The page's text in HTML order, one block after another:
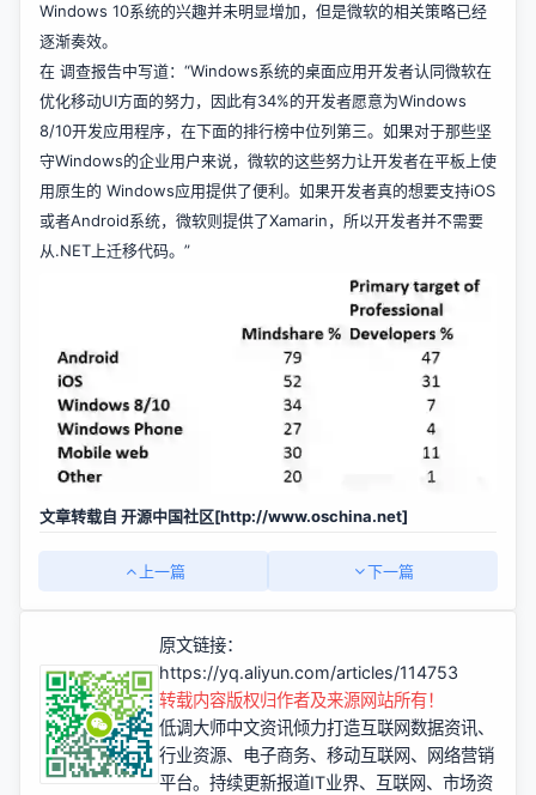
Windows 10系统的兴趣并未明显增加，但是微软的相关策略已经
逐渐奏效。
在 调查报告中写道：“Windows系统的桌面应用开发者认同微软在
优化移动UI方面的努力，因此有34%的开发者愿意为Windows
8/10开发应用程序，在下面的排行榜中位列第三。如果对于那些坚
守Windows的企业用户来说，微软的这些努力让开发者在平板上使
用原生的 Windows应用提供了便利。如果开发者真的想要支持iOS
或者Android系统，微软则提供了Xamarin，所以开发者并不需要
从.NET上迁移代码。”
文章转载自 开源中国社区[http://www.oschina.net]
上一篇 下一篇
原文链接：
https://yq.aliyun.com/articles/114753
转载内容版权归作者及来源网站所有！
低调大师中文资讯倾力打造互联网数据资讯、
行业资源、电子商务、移动互联网、网络营销
平台。持续更新报道IT业界、互联网、市场资